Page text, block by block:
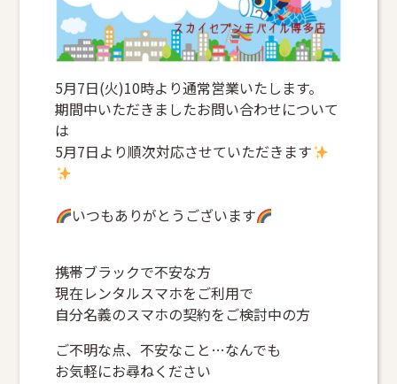
5月7日(火)10時より通常営業いたします。
期間中いただきましたお問い合わせについて
は
5月7日より順次対応させていただきます
いつもありがとうございます
携帯ブラックで不安な方
現在レンタルスマホをご利用で
自分名義のスマホの契約をご検討中の方
ご不明な点、不安なこと…なんでも
お気軽にお尋ねください